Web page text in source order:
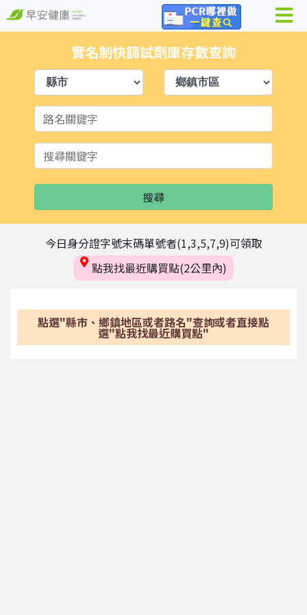
實名制快篩試劑庫存數查詢
搜尋
今日身分證字號末碼單號者(1,3,5,7,9)可領取
點我找最近購買點(2公里內)
點選"縣市、鄉鎮地區或者路名"查詢或者直接點
選"點我找最近購買點"